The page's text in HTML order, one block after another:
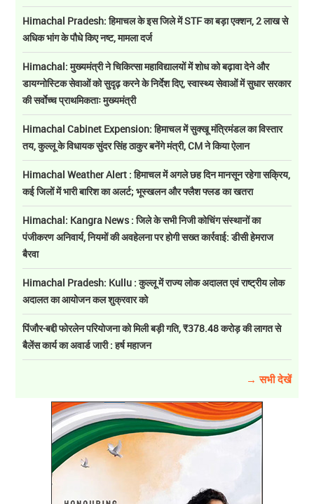
Himachal Pradesh: हिमाचल के इस जिले में STF का बड़ा एक्शन, 2 लाख से
अधिक भांग के पौधे किए नष्ट, मामला दर्ज
Himachal: मुख्यमंत्री ने चिकित्सा महाविद्यालयों में शोध को बढ़ावा देने और
डायग्नोस्टिक सेवाओं को सुदृढ़ करने के निर्देश दिए, स्वास्थ्य सेवाओं में सुधार सरकार
की सर्वाेच्च प्राथमिकताः मुख्यमंत्री
Himachal Cabinet Expension: हिमाचल में सुक्खू मंत्रिमंडल का विस्तार
तय, कुल्लू के विधायक सुंदर सिंह ठाकुर बनेंगे मंत्री, CM ने किया ऐलान
Himachal Weather Alert : हिमाचल में अगले छह दिन मानसून रहेगा सक्रिय,
कई जिलों में भारी बारिश का अलर्ट; भूस्खलन और फ्लैश फ्लड का खतरा
Himachal: Kangra News : जिले के सभी निजी कोचिंग संस्थानों का
पंजीकरण अनिवार्य, नियमों की अवहेलना पर होगी सख्त कार्रवाई: डीसी हेमराज
बैरवा
Himachal Pradesh: Kullu : कुल्लू में राज्य लोक अदालत एवं राष्ट्रीय लोक
अदालत का आयोजन कल शुक्रवार को
पिंजौर-बद्दी फोरलेन परियोजना को मिली बड़ी गति, ₹378.48 करोड़ की लागत से
बैलेंस कार्य का अवार्ड जारी : हर्ष महाजन
→ सभी देखें